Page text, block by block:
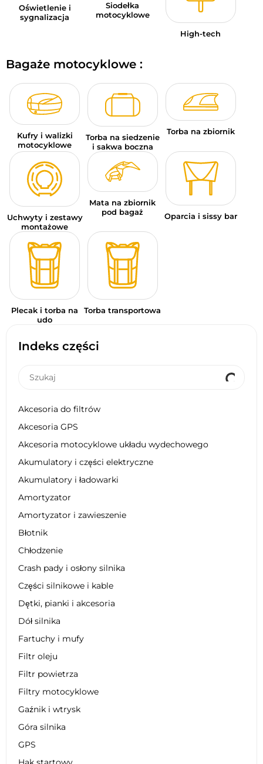
Indeks części
Akcesoria do filtrów
Akcesoria GPS
Akcesoria motocyklowe układu wydechowego
Akumulatory i części elektryczne
Akumulatory i ładowarki
Amortyzator
Amortyzator i zawieszenie
Błotnik
Chłodzenie
Crash pady i osłony silnika
Części silnikowe i kable
Dętki, pianki i akcesoria
Dół silnika
Fartuchy i mufy
Filtr oleju
Filtr powietrza
Filtry motocyklowe
Gaźnik i wtrysk
Góra silnika
GPS
Oświetlenie i
sygnalizacja
Siodełka
motocyklowe
High-tech
Bagaże motocyklowe :
Kufry i walizki
motocyklowe
Torba na siedzenie
i sakwa boczna
Torba na zbiornik
Uchwyty i zestawy
montażowe
Mata na zbiornik
pod bagaż
Oparcia i sissy bar
Plecak i torba na
udo
Torba transportowa